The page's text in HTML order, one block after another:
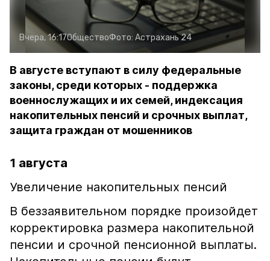
Вчера, 16:17ОбществоФото: Астрахань 24
В августе вступают в силу федеральные
законы, среди которых - поддержка
военнослужащих и их семей, индексация
накопительных пенсий и срочных выплат,
защита граждан от мошенников
1 августа
Увеличение накопительных пенсий
В беззаявительном порядке произойдет
корректировка размера накопительной
пенсии и срочной пенсионной выплаты.